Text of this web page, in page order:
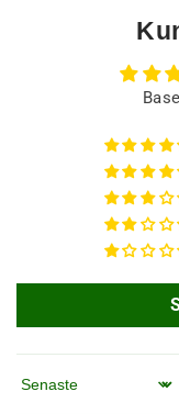
Sortera efter